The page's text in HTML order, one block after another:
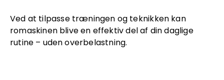
Ved at tilpasse træningen og teknikken kan
romaskinen blive en effektiv del af din daglige
rutine – uden overbelastning.